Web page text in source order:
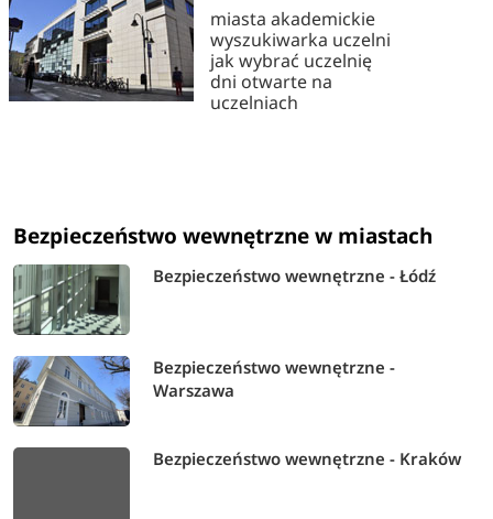
miasta akademickie
wyszukiwarka uczelni
jak wybrać uczelnię
dni otwarte na
uczelniach
Bezpieczeństwo wewnętrzne w miastach
Bezpieczeństwo wewnętrzne - Łódź
Bezpieczeństwo wewnętrzne -
Warszawa
Bezpieczeństwo wewnętrzne - Kraków